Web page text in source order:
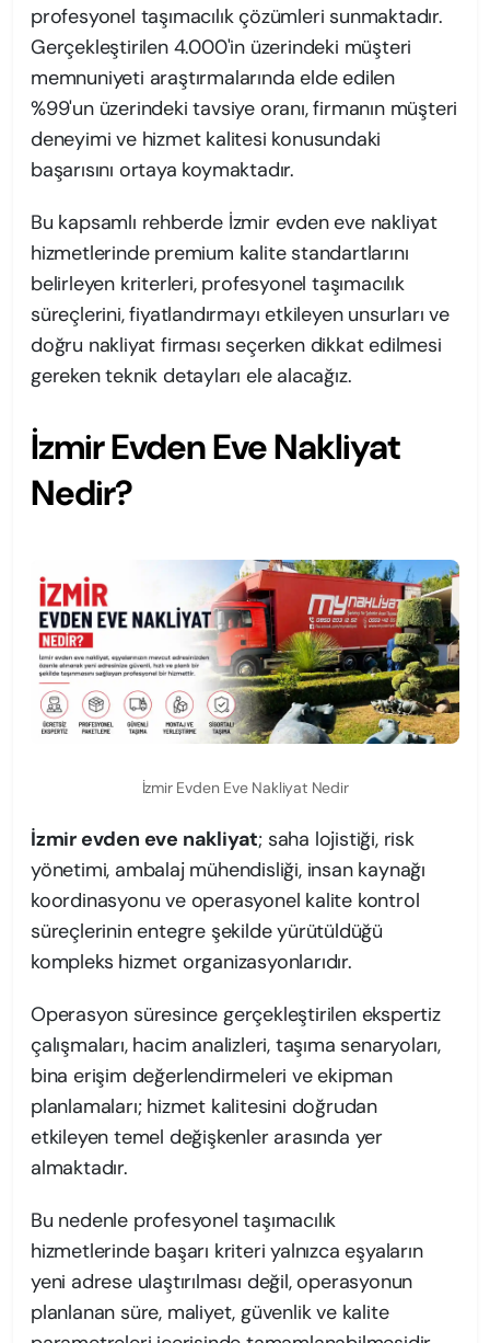
profesyonel taşımacılık çözümleri sunmaktadır.
Gerçekleştirilen 4.000'in üzerindeki müşteri
memnuniyeti araştırmalarında elde edilen
%99'un üzerindeki tavsiye oranı, firmanın müşteri
deneyimi ve hizmet kalitesi konusundaki
başarısını ortaya koymaktadır.
Bu kapsamlı rehberde İzmir evden eve nakliyat
hizmetlerinde premium kalite standartlarını
belirleyen kriterleri, profesyonel taşımacılık
süreçlerini, fiyatlandırmayı etkileyen unsurları ve
doğru nakliyat firması seçerken dikkat edilmesi
gereken teknik detayları ele alacağız.
İzmir Evden Eve Nakliyat
Nedir?
İzmir Evden Eve Nakliyat Nedir
İzmir evden eve nakliyat; saha lojistiği, risk
yönetimi, ambalaj mühendisliği, insan kaynağı
koordinasyonu ve operasyonel kalite kontrol
süreçlerinin entegre şekilde yürütüldüğü
kompleks hizmet organizasyonlarıdır.
Operasyon süresince gerçekleştirilen ekspertiz
çalışmaları, hacim analizleri, taşıma senaryoları,
bina erişim değerlendirmeleri ve ekipman
planlamaları; hizmet kalitesini doğrudan
etkileyen temel değişkenler arasında yer
almaktadır.
Bu nedenle profesyonel taşımacılık
hizmetlerinde başarı kriteri yalnızca eşyaların
yeni adrese ulaştırılması değil, operasyonun
planlanan süre, maliyet, güvenlik ve kalite